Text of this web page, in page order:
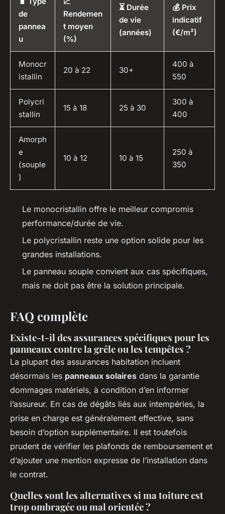
de
pannea
u
Rendemen
t moyen
(%)
⏳ Durée
de vie
(années)
💰 Prix
indicatif
(€/m²)
Monocr
istallin
20 à 22 30+
400 à
550
Polycri
stallin
15 à 18 25 à 30
300 à
400
Amorph
e
(souple
)
10 à 12 10 à 15
250 à
350
Le monocristallin offre le meilleur compromis
performance/durée de vie.
Le polycristallin reste une option solide pour les
grandes installations.
Le panneau souple convient aux cas spécifiques,
mais ne doit pas être la solution principale.
FAQ complète
Existe-t-il des assurances spécifiques pour les
panneaux contre la grêle ou les tempêtes ?
La plupart des assurances habitation incluent
désormais les panneaux solaires dans la garantie
dommages matériels, à condition d’en informer
l’assureur. En cas de dégâts liés aux intempéries, la
prise en charge est généralement effective, sans
besoin d’option supplémentaire. Il est toutefois
prudent de vérifier les plafonds de remboursement et
d’ajouter une mention expresse de l’installation dans
le contrat.
Quelles sont les alternatives si ma toiture est
trop ombragée ou mal orientée ?